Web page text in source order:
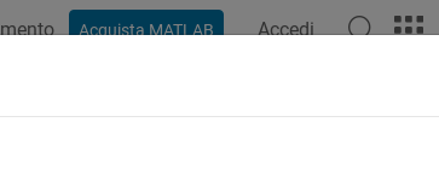
Acquista MATLAB Accedi